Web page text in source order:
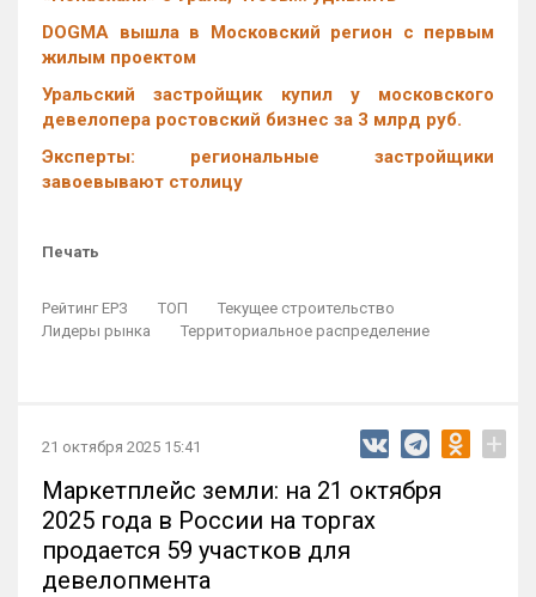
DOGMA вышла в Московский регион с первым
жилым проектом
Уральский застройщик купил у московского
девелопера ростовский бизнес за 3 млрд руб.
Эксперты: региональные застройщики
завоевывают столицу
Печать
Рейтинг ЕРЗ ТОП
Текущее строительство
Лидеры рынка
Территориальное распределение
21 октября 2025 15:41 +
Маркетплейс земли: на 21 октября
2025 года в России на торгах
продается 59 участков для
девелопмента